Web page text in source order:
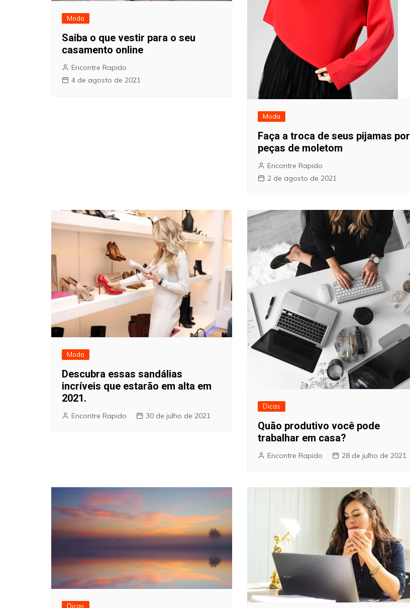
Moda
Saiba o que vestir para o seu
casamento online
Encontre Rapido
4 de agosto de 2021
Moda
Faça a troca de seus pijamas por
peças de moletom
Encontre Rapido
2 de agosto de 2021
Moda
Descubra essas sandálias
incríveis que estarão em alta em
2021.
Encontre Rapido 30 de julho de 2021
Dicas
Quão produtivo você pode
trabalhar em casa?
Encontre Rapido 28 de julho de 2021
Dicas